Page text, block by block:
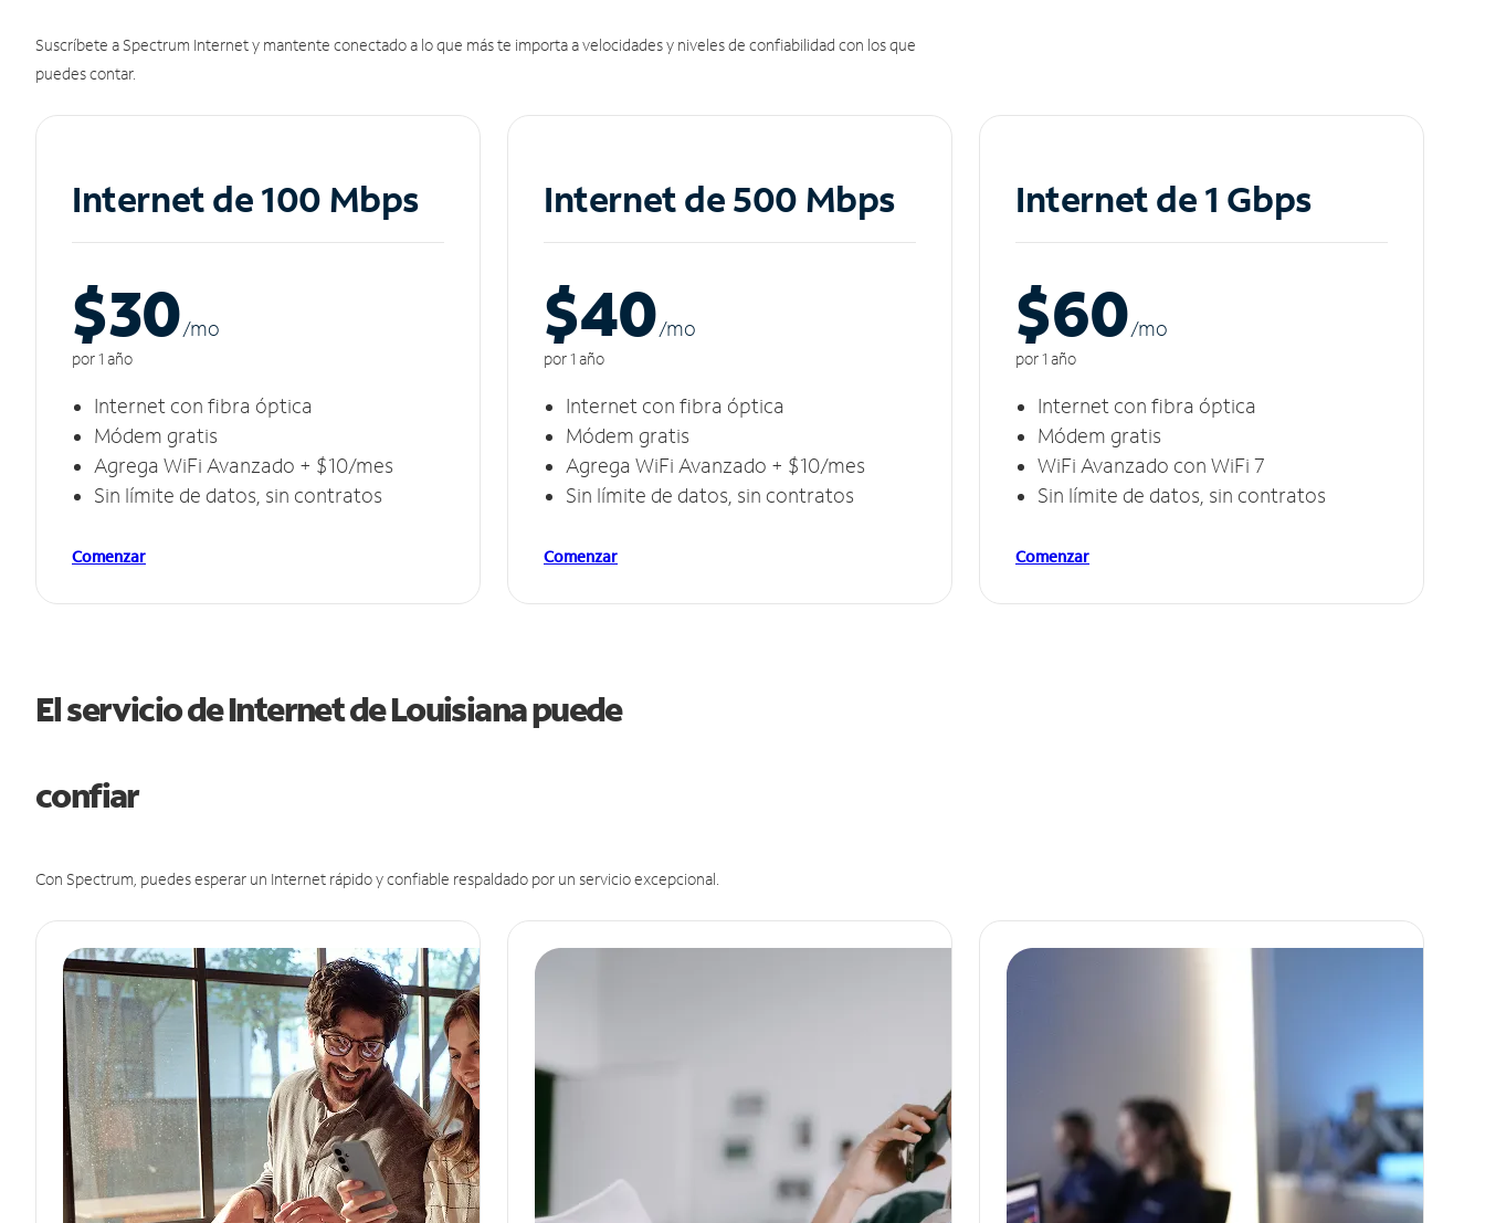
Suscríbete a Spectrum Internet y mantente conectado a lo que más te importa a velocidades y niveles de confiabilidad con los que
puedes contar.
Internet de 100 Mbps
$30/mo
por 1 año
Internet con fibra óptica
Módem gratis
Agrega WiFi Avanzado + $10/mes
Sin límite de datos, sin contratos
Comenzar
Internet de 500 Mbps
$40/mo
por 1 año
Internet con fibra óptica
Módem gratis
Agrega WiFi Avanzado + $10/mes
Sin límite de datos, sin contratos
Comenzar
Internet de 1 Gbps
$60/mo
por 1 año
Internet con fibra óptica
Módem gratis
WiFi Avanzado con WiFi 7
Sin límite de datos, sin contratos
Comenzar
El servicio de Internet de Louisiana puede
confiar
Con Spectrum, puedes esperar un Internet rápido y confiable respaldado por un servicio excepcional.